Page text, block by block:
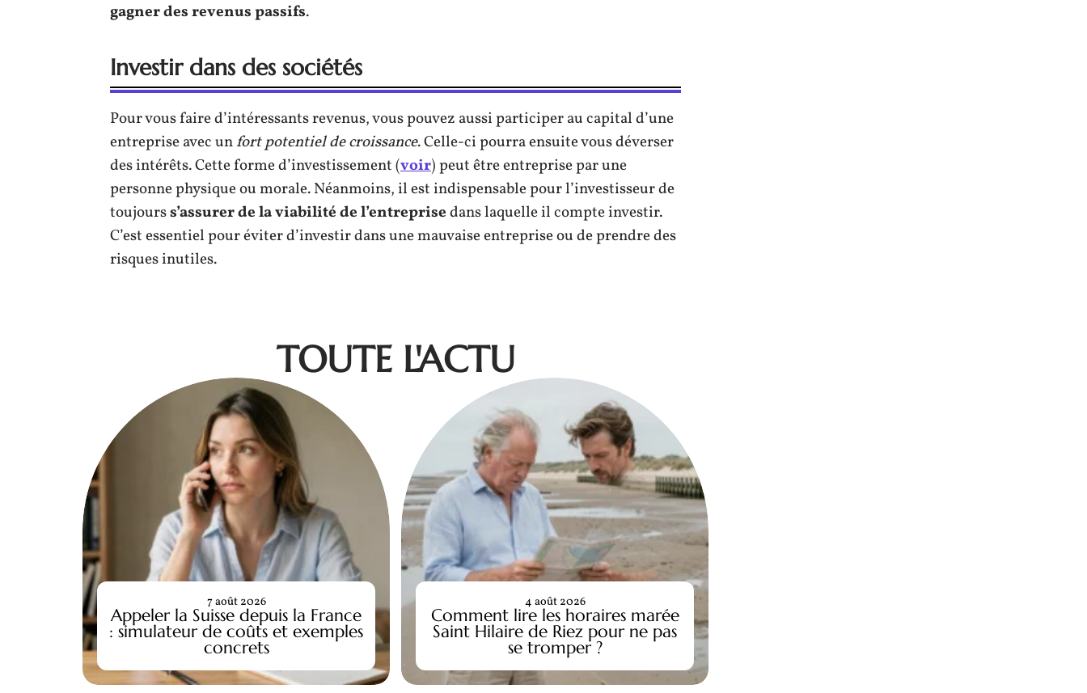
gagner des revenus passifs.
Investir dans des sociétés
Pour vous faire d’intéressants revenus, vous pouvez aussi participer au capital d’une
entreprise avec unfort potentiel de croissance. Celle-ci pourra ensuite vous déverser
des intérêts. Cette forme d’investissement (voir) peut être entreprise par une
personne physique ou morale. Néanmoins, il est indispensable pour l’investisseur de
toujourss’assurer de la viabilité de l’entreprisedans laquelle il compte investir.
C’est essentiel pour éviter d’investir dans une mauvaise entreprise ou de prendre des
risques inutiles.
TOUTE L'ACTU
Appeler la Suisse depuis la France
: simulateur de coûts et exemples
concrets
7 août 2026
Comment lire les horaires marée
Saint Hilaire de Riez pour ne pas
se tromper ?
4 août 2026